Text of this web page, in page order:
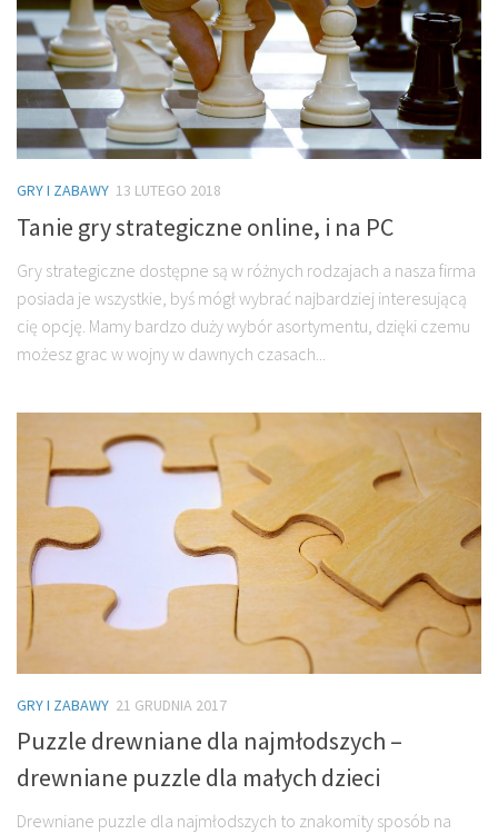
GRY I ZABAWY 13 LUTEGO 2018
Tanie gry strategiczne online, i na PC
Gry strategiczne dostępne są w różnych rodzajach a nasza firma
posiada je wszystkie, byś mógł wybrać najbardziej interesującą
cię opcję. Mamy bardzo duży wybór asortymentu, dzięki czemu
możesz grac w wojny w dawnych czasach...
GRY I ZABAWY 21 GRUDNIA 2017
Puzzle drewniane dla najmłodszych –
drewniane puzzle dla małych dzieci
Drewniane puzzle dla najmłodszych to znakomity sposób na